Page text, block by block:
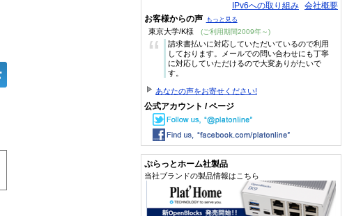
IPv6への取り組み 会社概要
お客様からの声 もっと見る
東京大学/K様 (ご利用期間2009年～)
“
請求書払いに対応していただいているので利用
しております。メールでの問い合わせにも丁寧
に対応していただけるので大変ありがたいで
す。
あなたの声をお寄せください!
公式アカウント / ページ
ぷらっとホーム社製品
当社ブランドの製品情報はこちら